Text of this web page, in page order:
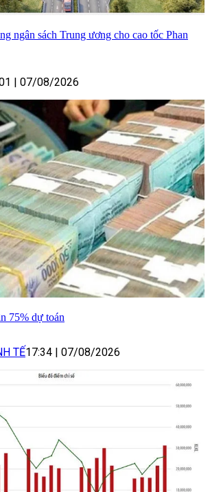
ngân sách Trung ương cho cao tốc Phan
07/08/2026
75% dự toán
TẾ17:34 07/08/2026